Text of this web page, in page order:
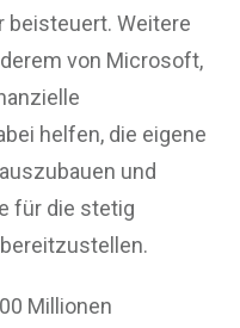
beisteuert. Weitere
von Microsoft,
helfen, die eigene
und
für die stetig
Millionen